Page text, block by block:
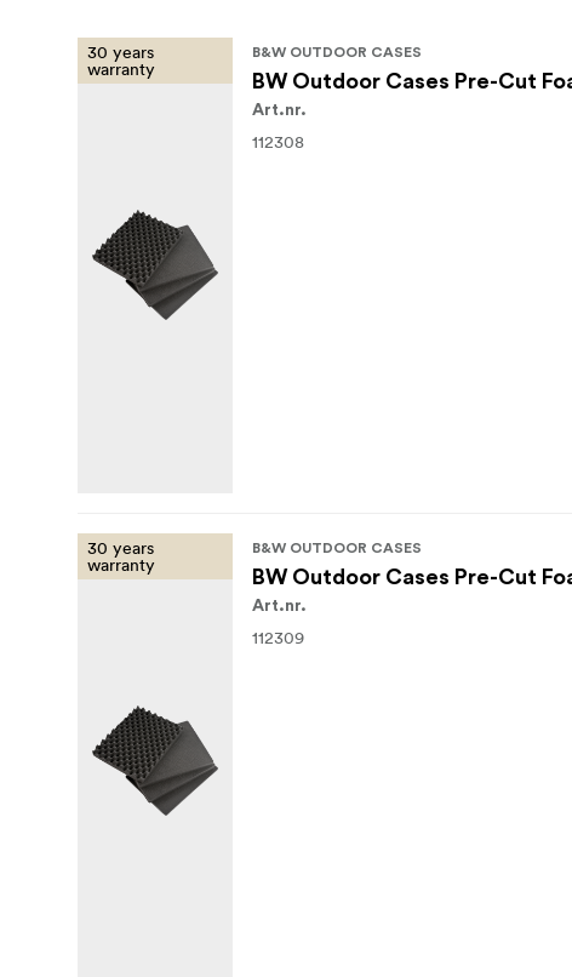
30 years
warranty
B&W OUTDOOR CASES
BW Outdoor Cases Pre-Cut
Art.nr.
112308
30 years
warranty
B&W OUTDOOR CASES
BW Outdoor Cases Pre-Cut
Art.nr.
112309